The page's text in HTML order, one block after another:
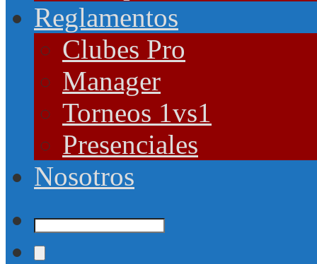
Reglamentos
Clubes Pro
Manager
Torneos 1vs1
Presenciales
Nosotros